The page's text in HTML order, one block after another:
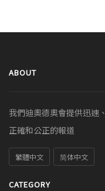
ABOUT
我們迪奧德奧會提供迅速、
正確和公正的報道
繁體中文 简体中文
CATEGORY